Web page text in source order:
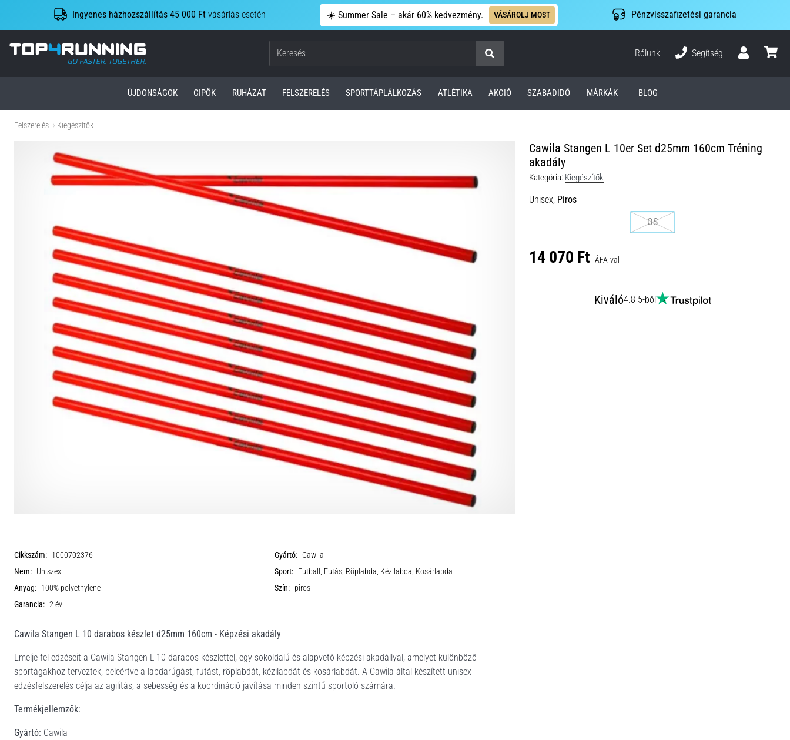
Ingyenes házhozszállítás 45 000 Ft vásárlás esetén ☀️ Summer Sale – akár 60% kedvezmény. VÁSÁROLJ MOST Pénzvisszafizetési garancia
Top4Running.hu
Keresés
Rólunk
Segítség
ÚJDONSÁGOK CIPŐK RUHÁZAT FELSZERELÉS SPORTTÁPLÁLKOZÁS ATLÉTIKA AKCIÓ SZABADIDŐ MÁRKÁK BLOG
Felszerelés Kiegészítők
Cawila Stangen L 10er Set d25mm 160cm Tréning
akadály
Kategória: Kiegészítők
Unisex, Piros
OS
14 070 Ft ÁFA-val
Kiváló4.8 5-ből
Cikkszám: 1000702376 Gyártó: Cawila
Nem: Uniszex Sport: Futball, Futás, Röplabda, Kézilabda, Kosárlabda
Anyag: 100% polyethylene Szín: piros
Garancia: 2 év
Cawila Stangen L 10 darabos készlet d25mm 160cm - Képzési akadály
Emelje fel edzéseit a Cawila Stangen L 10 darabos készlettel, egy sokoldalú és alapvető képzési akadállyal, amelyet különböző
sportágakhoz terveztek, beleértve a labdarúgást, futást, röplabdát, kézilabdát és kosárlabdát. A Cawila által készített unisex
edzésfelszerelés célja az agilitás, a sebesség és a koordináció javítása minden szintű sportoló számára.
Termékjellemzők:
Gyártó: Cawila